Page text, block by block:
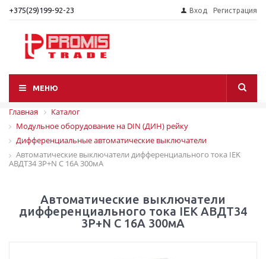
+375(29)199-92-23 Вход Регистрация
МЕНЮ
Главная
Каталог
Модульное оборудование на DIN (ДИН) рейку
Дифференциальные автоматические выключатели
Автоматические выключатели дифференциального тока IEK
АВДТ34 3P+N C 16A 300мА
Автоматические выключатели
дифференциального тока IEK АВДТ34
3P+N C 16A 300мА